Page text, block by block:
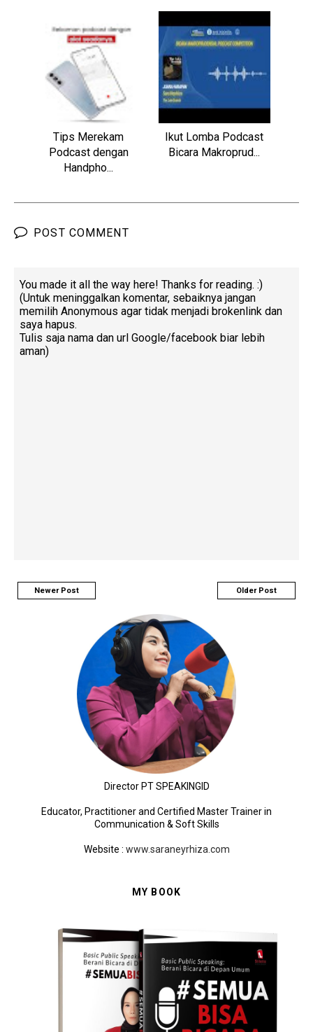
Tips Merekam
Podcast dengan
Handpho...
Ikut Lomba Podcast
Bicara Makroprud...
POST COMMENT
You made it all the way here! Thanks for reading. :)
(Untuk meninggalkan komentar, sebaiknya jangan
memilih Anonymous agar tidak menjadi brokenlink dan
saya hapus.
Tulis saja nama dan url Google/facebook biar lebih
aman)
Newer Post Older Post
Director PT SPEAKINGID
Educator, Practitioner and Certified Master Trainer in
Communication & Soft Skills
Website : www.saraneyrhiza.com
MY BOOK